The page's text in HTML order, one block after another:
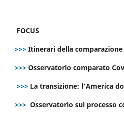
FOCUS
>>> Itinerari della comparazione
>>> Osservatorio comparato
>>> La transizione: l’America
>>> Osservatorio sul processo